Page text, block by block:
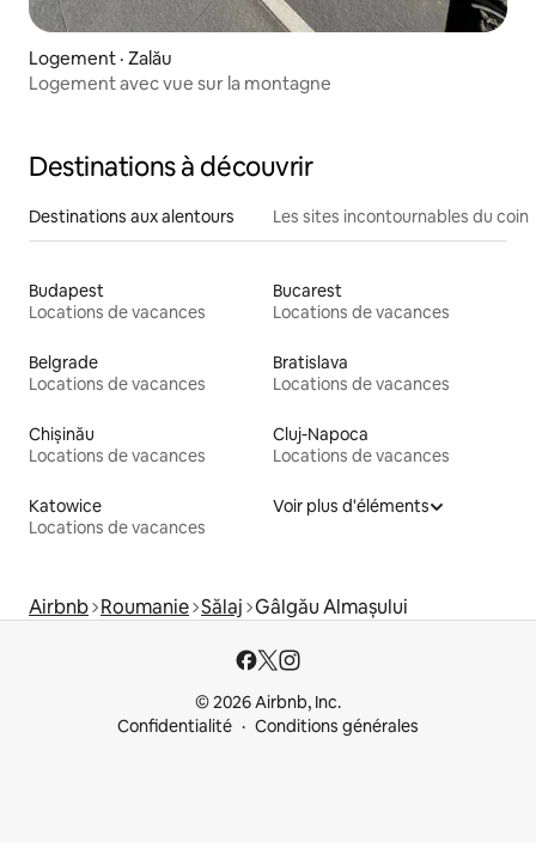
Logement · Zalău
Logement avec vue sur la montagne
Destinations à découvrir
Destinations aux alentours Les sites incontournables du coin
Budapest
Locations de vacances
Bucarest
Locations de vacances
Belgrade
Locations de vacances
Bratislava
Locations de vacances
Chișinău
Locations de vacances
Cluj-Napoca
Locations de vacances
Katowice
Locations de vacances
Voir plus d'éléments
Airbnb Roumanie Sălaj Gâlgău Almașului
© 2026 Airbnb, Inc.
Confidentialité
Conditions générales